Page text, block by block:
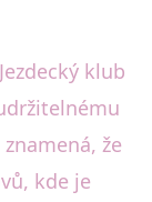
klub
že
kde je